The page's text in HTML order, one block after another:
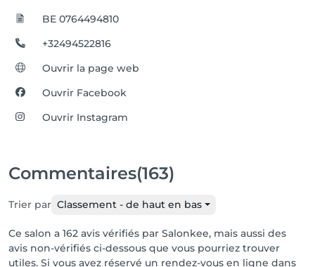
BE 0764494810
+32494522816
Ouvrir la page web
Ouvrir Facebook
Ouvrir Instagram
Commentaires(163)
Trier par Classement - de haut en bas
Ce salon a 162 avis vérifiés par Salonkee, mais aussi des
avis non-vérifiés ci-dessous que vous pourriez trouver
utiles. Si vous avez réservé un rendez-vous en ligne dans